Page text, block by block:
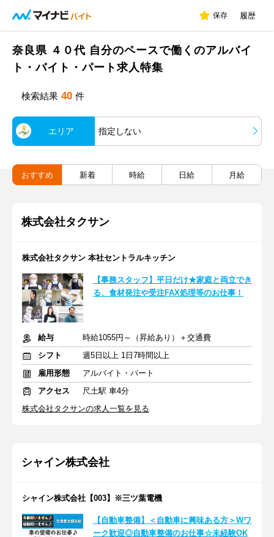
保存 履歴
奈良県 ４０代 自分のペースで働くのアルバイ
ト・バイト・パート求人特集
検索結果 40 件
エリア 指定しない
おすすめ 新着 時給 日給 月給
株式会社タクサン
株式会社タクサン 本社セントラルキッチン
【事務スタッフ】平日だけ★家庭と両立でき
る、食材発注や受注FAX処理等のお仕事！
給与
時給1055円～（昇給あり）＋交通費
シフト
週5日以上 1日7時間以上
雇用形態
アルバイト・パート
アクセス
尺土駅 車4分
株式会社タクサンの求人一覧を見る
シャイン株式会社
シャイン株式会社【003】※三ツ葉電機
【自動車整備】＜自動車に興味ある方＞Wワ
ーク歓迎◎自動車整備のお仕事☆未経験OK